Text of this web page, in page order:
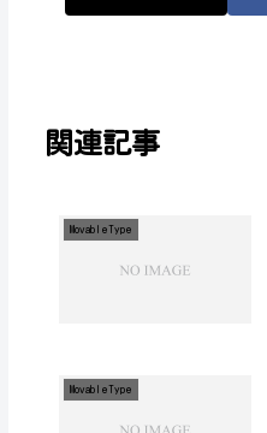
関連記事
MovableType
MovableType